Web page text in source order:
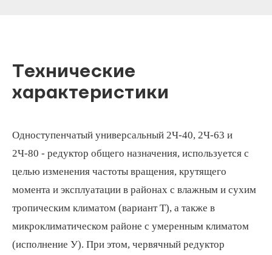
Технические
характеристики
Одноступенчатый универсальный 2Ч-40, 2Ч-63 и
2Ч-80 - редуктор общего назначения, используется с
целью изменения частоты вращения, крутящего
момента и эксплуатации в районах с влажным и сухим
тропическим климатом (вариант Т), а также в
микроклиматическом районе с умеренным климатом
(исполнение У). При этом, червячный редуктор